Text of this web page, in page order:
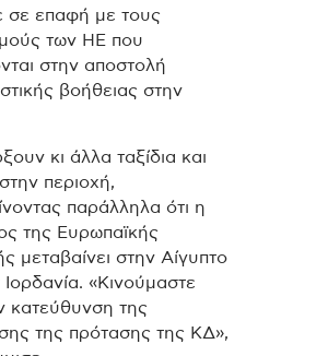
σε επαφή με τους
των ΗΕ που
στην αποστολή
βοήθειας στην
κι άλλα ταξίδια και
περιοχή,
παράλληλα ότι η
της Ευρωπαϊκής
μεταβαίνει στην Αίγυπτο
Ιορδανία. «Κινούμαστε
κατεύθυνση της
της πρότασης της ΚΔ»,